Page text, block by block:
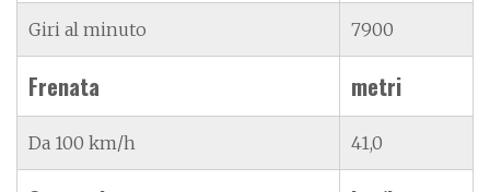
Giri al minuto 7900
Frenata metri
Da 100 km/h 41,0